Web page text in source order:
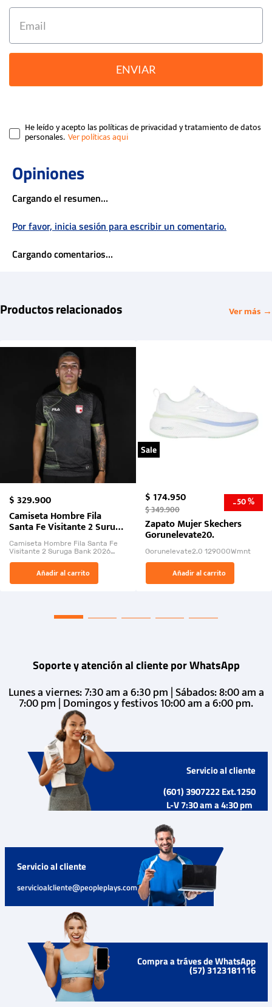
ENVIAR
He leído y acepto las políticas de privacidad y tratamiento de datos
personales.
Cargando el resumen…
Por favor, inicia sesión para escribir un comentario.
Cargando comentarios…
Productos relacionados Ver más →
$329.900
Camiseta Hombre Fila
Santa Fe Visitante 2 Suruga
Bank 2026
Camiseta Hombre Fila Santa Fe
Visitante 2 Suruga Bank 2026
El Rugido del Sol Naciente:
“Primeros para la Et...
Añadir al carrito
Sale
$174.950
$349.900 -50 %
Zapato Mujer Skechers
Gorunelevate20.
Gorunelevate2.0 129000Wmnt
Añadir al carrito
Soporte y atención al cliente por WhatsApp
Lunes a viernes: 7:30 am a 6:30 pm | Sábados: 8:00 am a
7:00 pm | Domingos y festivos 10:00 am a 6:00 pm.
Servicio al cliente
(601) 3907222 Ext.1250
L-V 7:30 am a 4:30 pm
Servicio al cliente
servicioalcliente@peopleplays.com
Compra a tráves de WhatsApp
(57) 3123181116